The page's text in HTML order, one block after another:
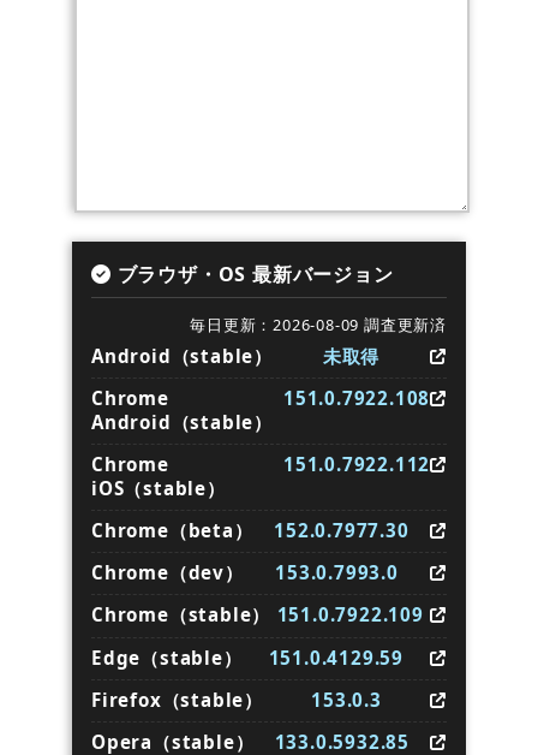
ブラウザ・OS 最新バージョン
毎日更新：2026-08-09 調査更新済
Android（stable）
未取得
Chrome
Android（stable）
151.0.7922.108
Chrome
iOS（stable）
151.0.7922.112
Chrome（beta）
152.0.7977.30
Chrome（dev）
153.0.7993.0
Chrome（stable）
151.0.7922.109
Edge（stable）
151.0.4129.59
Firefox（stable）
153.0.3
Opera（stable）
133.0.5932.85